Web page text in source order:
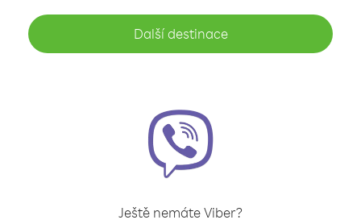
Další destinace
Ještě nemáte Viber?